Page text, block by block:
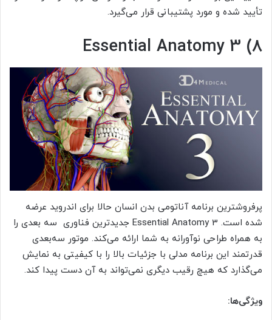
تأیید شده و مورد پشتیبانی قرار می‌گیرد.
Essential Anatomy 3 (8
پرفروشترین برنامه آناتومی بدن انسان حالا برای اندروید عرضه
شده است. Essential Anatomy 3 جدیدترین فناوری سه بعدی را
به همراه طراحی نوآورانه به شما ارائه می‌کند. موتور سه‌بعدی
قدرتمند این برنامه مدلی با جزئیات بالا را با کیفیتی به نمایش
می‌گذارد که هیچ رقیب دیگری نمی‌تواند به آن دست پیدا کند.
ویژگی‌ها: